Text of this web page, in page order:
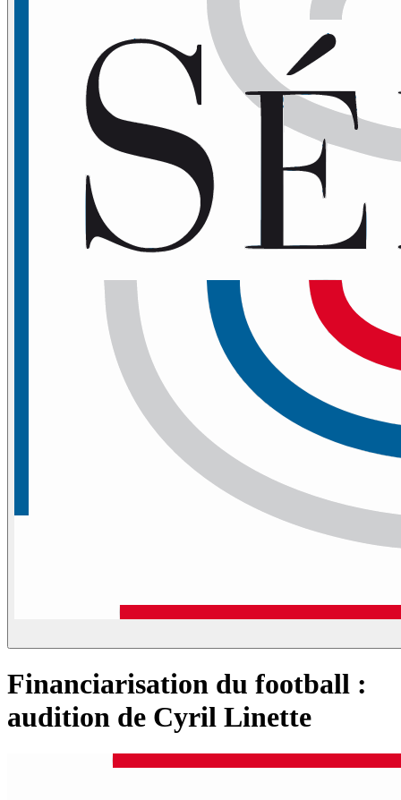
Financiarisation du football :
audition de Cyril Linette